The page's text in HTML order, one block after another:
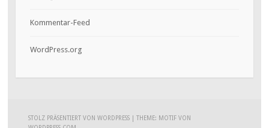
Kommentar-Feed
WordPress.org
STOLZ PRÄSENTIERT VON WORDPRESS |THEME: MOTIF VON